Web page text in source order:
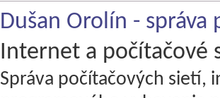
Dušan Orolín - správa
Internet a počítačové
Správa počítačových sietí,